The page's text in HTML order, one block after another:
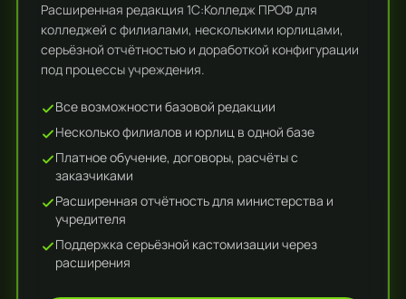
Расширенная редакция 1С:Колледж ПРОФ для
колледжей с филиалами, несколькими юрлицами,
серьёзной отчётностью и доработкой конфигурации
под процессы учреждения.
Все возможности базовой редакции
Несколько филиалов и юрлиц в одной базе
Платное обучение, договоры, расчёты с
заказчиками
Расширенная отчётность для министерства и
учредителя
Поддержка серьёзной кастомизации через
расширения